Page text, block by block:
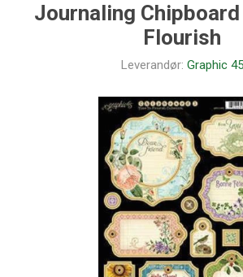
Journaling
Flourish
Leverandør: Graphic 45